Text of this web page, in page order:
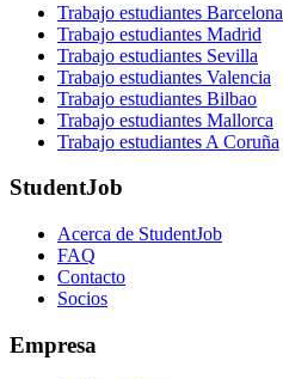
Trabajo estudiantes Barcelona
Trabajo estudiantes Madrid
Trabajo estudiantes Sevilla
Trabajo estudiantes Valencia
Trabajo estudiantes Bilbao
Trabajo estudiantes Mallorca
Trabajo estudiantes A Coruña
StudentJob
Acerca de StudentJob
FAQ
Contacto
Socios
Empresa